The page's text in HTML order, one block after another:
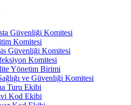
Güvenliği Komitesi
Komitesi
Güvenliği Komitesi
Komitesi
Yönetim Birimi
ve Güvenliği Komitesi
Turu Ekibi
Kod Ekibi